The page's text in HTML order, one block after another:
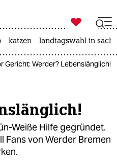
ich

taz zahl ich
katzen landtagswahl in
Gericht: Werder? Lebenslänglich!
Weiße Hilfe gegründet.
Fans von Werder Bremen